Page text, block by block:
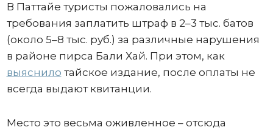
В Паттайе туристы пожаловались на
требования заплатить штраф в 2–3 тыс. батов
(около 5–8 тыс. руб.) за различные нарушения
в районе пирса Бали Хай. При этом, как
выяснило тайское издание, после оплаты не
всегда выдают квитанции.
Место это весьма оживленное – отсюда